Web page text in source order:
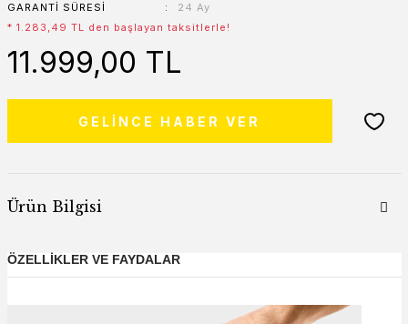
GARANTI SÜRESI
24 Ay
* 1.283,49 TL den başlayan taksitlerle!
11.999,00 TL
GELİNCE HABER VER
Ürün Bilgisi
ÖZELLİKLER VE FAYDALAR